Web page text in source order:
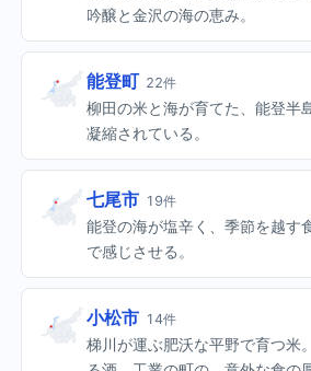
吟醸と金沢の海の恵み。
能登町 22件
柳田の米と海が育てた、能登半
凝縮されている。
七尾市 19件
能登の海が塩辛く、季節を越す
で感じさせる。
小松市 14件
梯川が運ぶ肥沃な平野で育つ米